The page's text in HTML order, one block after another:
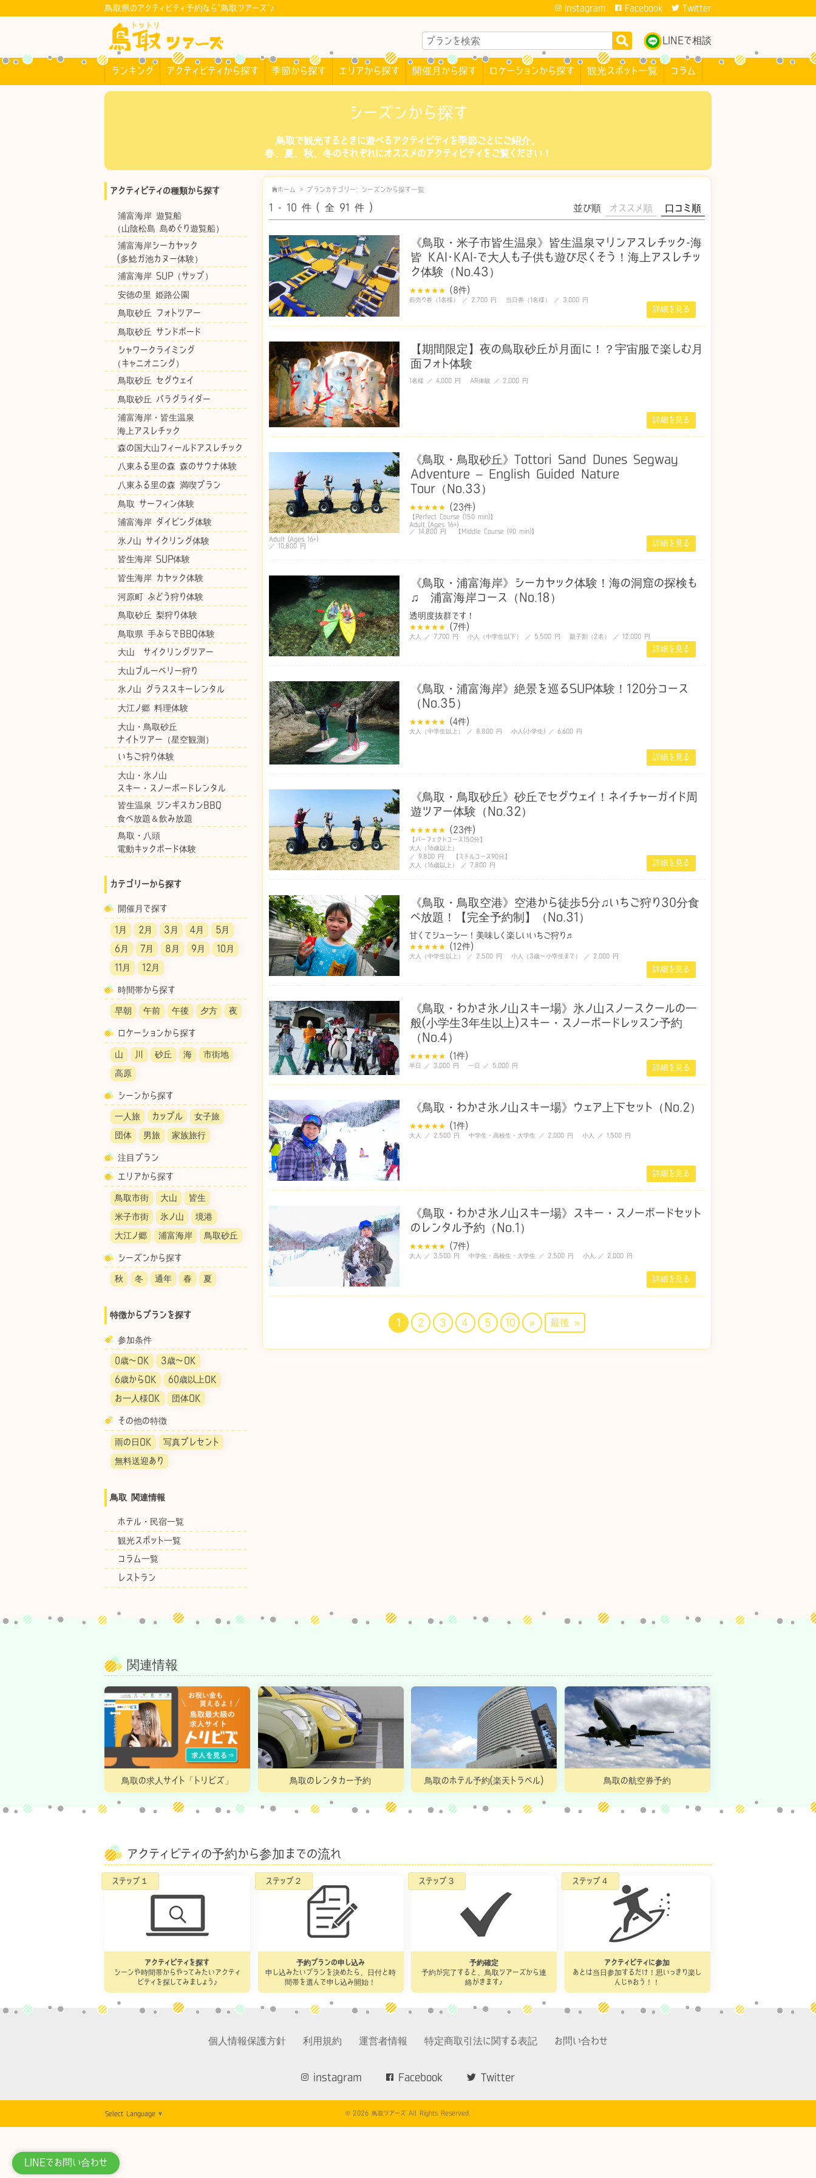
鳥取県のアクティビティ予約なら"鳥取ツアーズ"♪ instagram Facebook Twitter
LINEで相談
ランキング アクティビティから探す 季節から探す エリアから探す 開催月から探す ロケーションから探す 観光スポット一覧 コラム
シーズンから探す
鳥取で観光するときに遊べるアクティビティを季節ごとにご紹介。
春、夏、秋、冬のそれぞれにオススメのアクティビティをご覧ください！
ホーム > プランカテゴリー: シーズンから探す一覧
1 - 10 件 ( 全 91 件 ) 並び順 オススメ順 口コミ順
《鳥取・米子市皆生温泉》皆生温泉マリンアスレチック-海
皆 KAI･KAI-で大人も子供も遊び尽くそう！海上アスレチッ
ク体験（No.43）
(8件)
前売り券（1名様） ／ 2,700 円 当日券（1名様） ／ 3,000 円
詳細を見る
【期間限定】夜の鳥取砂丘が月面に！？宇宙服で楽しむ月
面フォト体験
1名様 ／ 4,000 円 AR体験 ／ 2,000 円
詳細を見る
《鳥取・鳥取砂丘》Tottori Sand Dunes Segway
Adventure – English Guided Nature
Tour（No.33）
(23件)
【Perfect Course (150 min)】
Adult (Ages 16+)
／ 14,800 円 【Middle Course (90 min)】
Adult (Ages 16+)
／ 10,800 円
詳細を見る
《鳥取・浦富海岸》シーカヤック体験！海の洞窟の探検も
♫ 浦富海岸コース（No.18）
透明度抜群です！
(7件)
大人 ／ 7,700 円 小人（中学生以下） ／ 5,500 円 親子割（2名） ／ 12,000 円
詳細を見る
《鳥取・浦富海岸》絶景を巡るSUP体験！120分コース
（No.35）
(4件)
大人（中学生以上） ／ 8,800 円 小人(小学生) ／ 6,600 円
詳細を見る
《鳥取・鳥取砂丘》砂丘でセグウェイ！ネイチャーガイド周
遊ツアー体験（No.32）
(23件)
【パーフェクトコース150分】
大人（16歳以上）
／ 9,800 円 【ミドルコース90分】
大人（16歳以上） ／ 7,800 円
詳細を見る
《鳥取・鳥取空港》空港から徒歩5分♫いちご狩り30分食
べ放題！【完全予約制】（No.31）
甘くてジューシー！美味しく楽しいいちご狩り♬
(12件)
大人（中学生以上） ／ 2,500 円 小人（3歳〜小学生まで） ／ 2,000 円
詳細を見る
《鳥取・わかさ氷ノ山スキー場》氷ノ山スノースクールの一
般(小学生3年生以上)スキー・スノーボードレッスン予約
（No.4）
(1件)
半日 ／ 3,000 円 一日 ／ 5,000 円 詳細を見る
《鳥取・わかさ氷ノ山スキー場》ウェア上下セット（No.2）
(1件)
大人 ／ 2,500 円 中学生・高校生・大学生 ／ 2,000 円 小人 ／ 1,500 円
詳細を見る
《鳥取・わかさ氷ノ山スキー場》スキー・スノーボードセット
のレンタル予約（No.1）
(7件)
大人 ／ 3,500 円 中学生・高校生・大学生 ／ 2,500 円 小人 ／ 2,000 円
詳細を見る
1 2 3 4 5 10 » 最後 »
アクティビティの種類から探す
浦富海岸 遊覧船
（山陰松島 島めぐり遊覧船）
浦富海岸シーカヤック
(多鯰ガ池カヌー体験）
浦富海岸 SUP（サップ）
安徳の里 姫路公園
鳥取砂丘 フォトツアー
鳥取砂丘 サンドボード
シャワークライミング
（キャニオニング）
鳥取砂丘 セグウェイ
鳥取砂丘 パラグライダー
浦富海岸・皆生温泉
海上アスレチック
森の国大山フィールドアスレチック
八東ふる里の森 森のサウナ体験
八東ふる里の森 満喫プラン
鳥取 サーフィン体験
浦富海岸 ダイビング体験
氷ノ山 サイクリング体験
皆生海岸 SUP体験
皆生海岸 カヤック体験
河原町 ぶどう狩り体験
鳥取砂丘 梨狩り体験
鳥取県 手ぶらでBBQ体験
大山 サイクリングツアー
大山ブルーベリー狩り
氷ノ山 グラススキーレンタル
大江ノ郷 料理体験
大山・鳥取砂丘
ナイトツアー（星空観測）
いちご狩り体験
大山・氷ノ山
スキー・スノーボードレンタル
皆生温泉 ジンギスカンBBQ
食べ放題＆飲み放題
鳥取・八頭
電動キックボード体験
カテゴリーから探す
開催月で探す
1月 2月 3月 4月 5月
6月 7月 8月 9月 10月
11月 12月
時間帯から探す
早朝 午前 午後 夕方 夜
ロケーションから探す
山 川 砂丘 海 市街地
高原
シーンから探す
一人旅 カップル 女子旅
団体 男旅 家族旅行
注目プラン
エリアから探す
鳥取市街 大山 皆生
米子市街 氷ノ山 境港
大江ノ郷 浦富海岸 鳥取砂丘
シーズンから探す
秋 冬 通年 春 夏
特徴からプランを探す
参加条件
0歳〜OK 3歳〜OK
6歳からOK 60歳以上OK
お一人様OK 団体OK
その他の特徴
雨の日OK 写真プレセント
無料送迎あり
鳥取 関連情報
ホテル・民宿一覧
観光スポット一覧
コラム一覧
レストラン
関連情報
鳥取の求人サイト「トリビズ」 鳥取のレンタカー予約 鳥取のホテル予約(楽天トラベル) 鳥取の航空券予約
アクティビティの予約から参加までの流れ
アクティビティを探す
シーンや時間帯からやってみたいアクティ
ビティを探してみましょう♪
予約プランの申し込み
申し込みたいプランを決めたら、日付と時
間帯を選んで申し込み開始！
予約確定
予約が完了すると、鳥取ツアーズから連
絡がきます♪
アクティビティに参加
あとは当日参加するだけ！思いっきり楽し
んじゃおう！！
個人情報保護方針 利用規約 運営者情報 特定商取引法に関する表記 お問い合わせ
instagram Facebook Twitter
Select Language ▼ © 2026 鳥取ツアーズ All Rights Reserved.
LINEでお問い合わせ